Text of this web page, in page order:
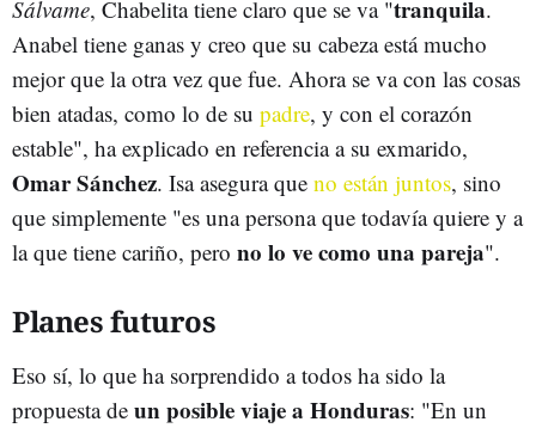
Sálvame, Chabelita tiene claro que se va "tranquila.
Anabel tiene ganas y creo que su cabeza está mucho
mejor que la otra vez que fue. Ahora se va con las cosas
bien atadas, como lo de su padre, y con el corazón
estable", ha explicado en referencia a su exmarido,
Omar Sánchez. Isa asegura que no están juntos, sino
que simplemente "es una persona que todavía quiere y a
la que tiene cariño, pero no lo ve como una pareja".
Planes futuros
Eso sí, lo que ha sorprendido a todos ha sido la
propuesta de un posible viaje a Honduras: "En un